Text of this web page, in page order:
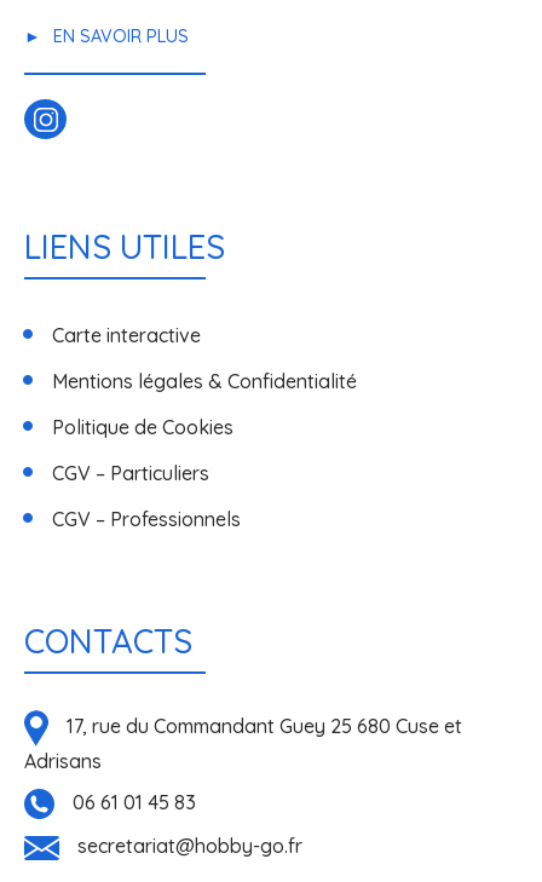
EN SAVOIR PLUS
LIENS UTILES
Carte interactive
Mentions légales & Confidentialité
Politique de Cookies
CGV – Particuliers
CGV – Professionnels
CONTACTS
17, rue du Commandant Guey 25 680 Cuse et
Adrisans
06 61 01 45 83
secretariat@hobby-go.fr